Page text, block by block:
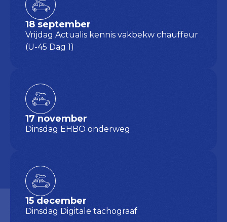
18 september
Vrijdag Actualis kennis vakbekw chauffeur
(U-45 Dag 1)
17 november
Dinsdag EHBO onderweg
15 december
Dinsdag Digitale tachograaf